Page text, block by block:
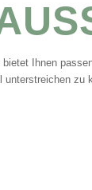
Ihnen
unterstreichen zu